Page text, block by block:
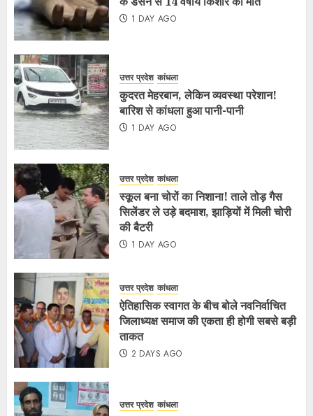
1 DAY AGO
उत्तर प्रदेश कांधला
कुदरत मेहरबान, लेकिन व्यवस्था परेशान!
बारिश से कांधला हुआ पानी-पानी
1 DAY AGO
उत्तर प्रदेश कांधला
स्कूल बना चोरों का निशाना! ताले तोड़ गैस
सिलेंडर ले उड़े बदमाश, झाड़ियों में मिली चोरी
की बैटरी
1 DAY AGO
उत्तर प्रदेश कांधला
ऐतिहासिक स्वागत के बीच बोले नवनिर्वाचित
जिलाध्यक्ष समाज की एकता ही होगी सबसे बड़ी
ताकत
2 DAYS AGO
उत्तर प्रदेश कांधला